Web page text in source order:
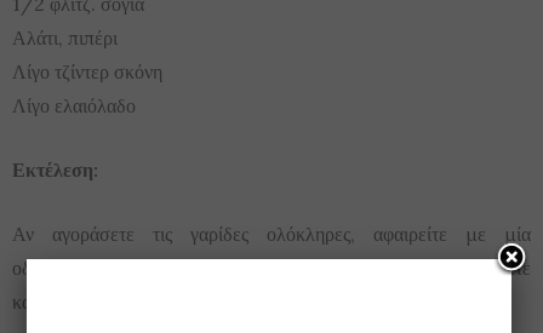
Αλάτι, πιπέρι
Λίγο τζίντερ σκόνη
Λίγο ελαιόλαδο
Εκτέλεση:
Αν αγοράσετε τις γαρίδες ολόκληρες, αφαιρείτε με μία
οδοντογλυφίδα το εντεράκι της από τη πίσω πλευρά. Τις πλένετε
και τις στραγγίζετε.